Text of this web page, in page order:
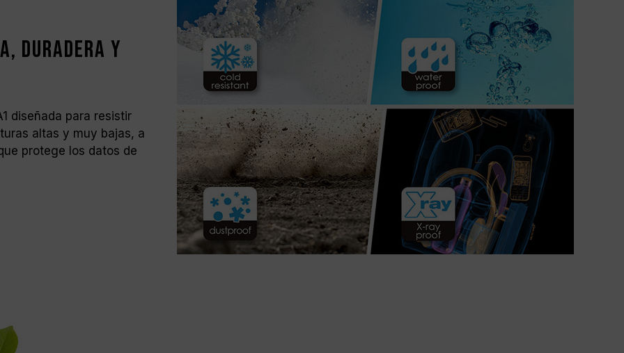
duradera y
diseñada para resistir
altas y muy bajas, a
protege los datos de